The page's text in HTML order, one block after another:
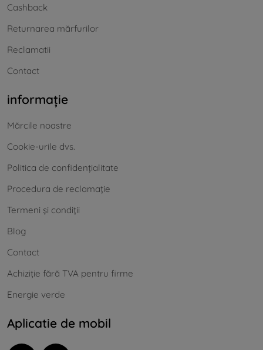
Cashback
Returnarea mărfurilor
Reclamatii
Contact
informație
Mărcile noastre
Cookie-urile dvs.
Politica de confidențialitate
Procedura de reclamație
Termeni și condiții
Blog
Contact
Achiziție fără TVA pentru firme
Energie verde
Aplicatie de mobil